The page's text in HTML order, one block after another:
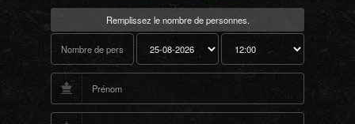
Remplissez le nombre de personnes.